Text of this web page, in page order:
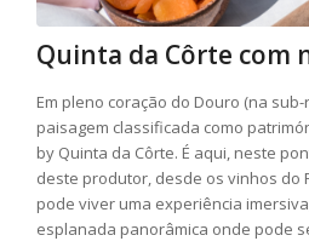
Quinta da Côrte com
Em pleno coração do Douro (na
paisagem classificada como
by Quinta da Côrte. É aqui, neste
deste produtor, desde os vinhos do
pode viver uma experiência
esplanada panorâmica onde pode